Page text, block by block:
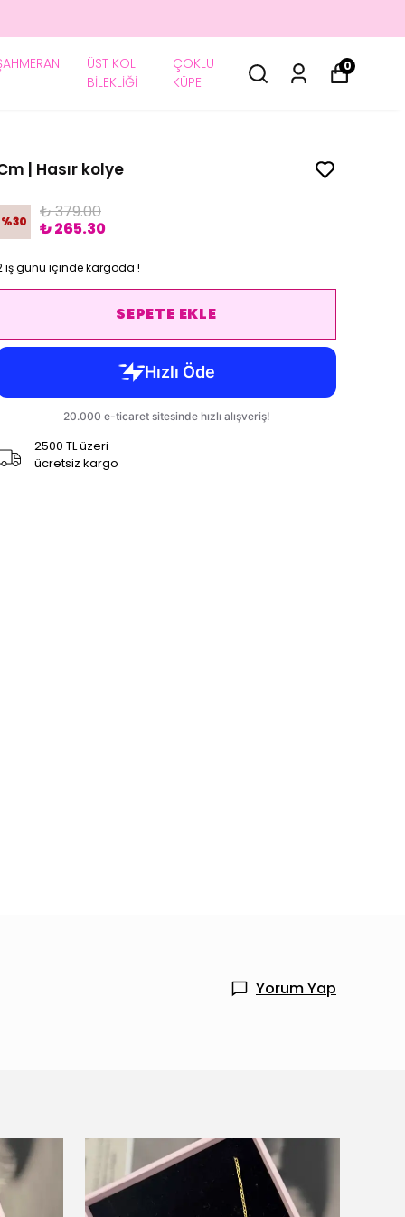
ÜST KOL
BİLEKLİĞİ
ÇOKLU
KÜPE
0
| Hasır kolye
%30
₺ 379.00
₺ 265.30
iş günü içinde kargoda !
SEPETE EKLE
2500 TL üzeri
ücretsiz kargo
Yorum Yap